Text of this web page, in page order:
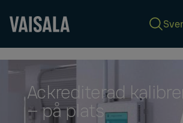
main
contentAckrediterad
– på plats